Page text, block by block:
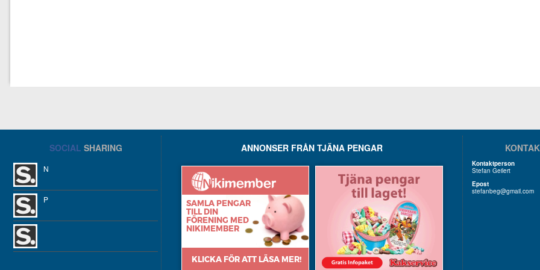
SOCIAL SHARING
N
P
ANNONSER FRÅN TJÄNA PENGAR
Kontaktperson
Stefan Geilert
Epost
stefanbeg@gmail.com